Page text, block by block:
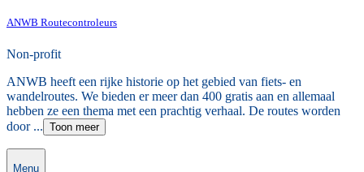
ANWB Routecontroleurs
Non-profit
ANWB heeft een rijke historie op het gebied van fiets- en
wandelroutes. We bieden er meer dan 400 gratis aan en allemaal
hebben ze een thema met een prachtig verhaal. De routes worden
door ... Toon meer
Menu